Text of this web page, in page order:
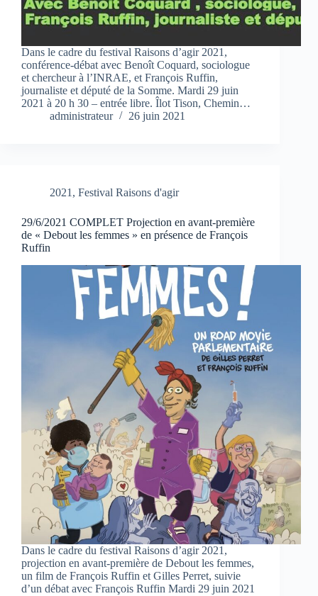
Dans le cadre du festival Raisons d’agir 2021,
conférence-débat avec Benoît Coquard, sociologue
et chercheur à l’INRAE, et François Ruffin,
journaliste et député de la Somme. Mardi 29 juin
2021 à 20 h 30 – entrée libre. Îlot Tison, Chemin…
administrateur
26 juin 2021
2021 , Festival Raisons d'agir
29/6/2021 COMPLET Projection en avant-première
de « Debout les femmes » en présence de François
Ruffin
Dans le cadre du festival Raisons d’agir 2021,
projection en avant-première de Debout les femmes,
un film de François Ruffin et Gilles Perret, suivie
d’un débat avec François Ruffin Mardi 29 juin 2021